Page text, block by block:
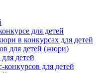
для детей
в конкурсах для детей
для детей (жюри)
детей
конкурсов для детей